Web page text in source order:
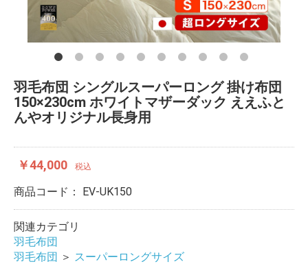
羽毛布団 シングルスーパーロング 掛け布団
150×230cm ホワイトマザーダック ええふと
んやオリジナル長身用
￥44,000 税込
商品コード： EV-UK150
関連カテゴリ
羽毛布団
羽毛布団 ＞ スーパーロングサイズ